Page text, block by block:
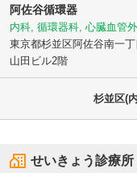
阿佐谷循環器
内科, 循環器科, 心臓血管
東京都杉並区阿佐谷南一
山田ビル2階
杉並区(
せいきょう診療所